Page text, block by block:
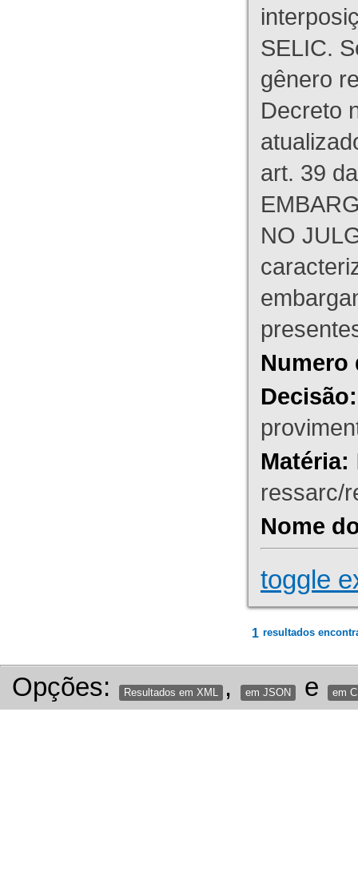
SELIC.
gênero
Decreto
art. 39
NO
Numero
Decisão:
Matéria:
ressarc/
Nome
toggle
1 resultados
Opções: Resultados em XML , em JSON e em